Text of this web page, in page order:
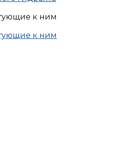
к ним
к ним